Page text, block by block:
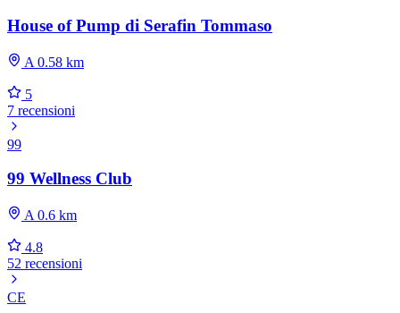
House of Pump di Serafin Tommaso
A 0.58 km
5
7 recensioni
99
99 Wellness Club
A 0.6 km
4.8
52 recensioni
CE